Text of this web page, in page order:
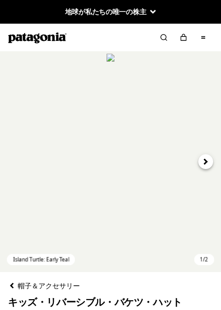
地球が私たちの唯一の株主
次へ
帽子＆アクセサリー
キッズ・リバーシブル・バケツ・ハット